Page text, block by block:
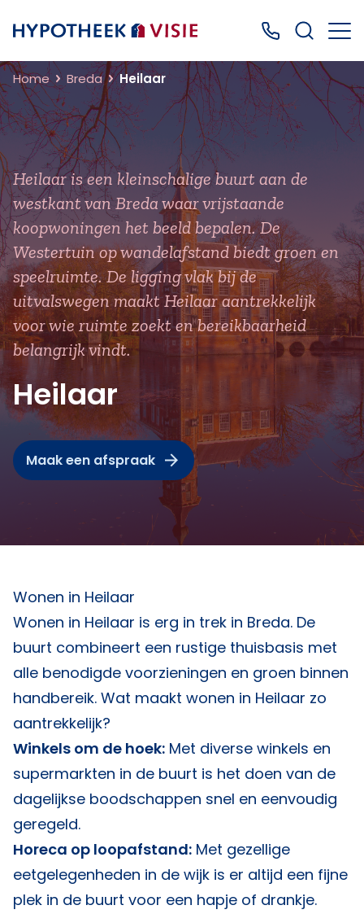
Terug naar home Bel ons: 0499
Home Breda Heilaar
Heilaar is een kleinschalige buurt aan de
westkant van Breda waar vrijstaande
koopwoningen het beeld bepalen. De
Westertuin op wandelafstand biedt groen en
speelruimte. De ligging vlak bij de
uitvalswegen maakt Heilaar aantrekkelijk
voor wie ruimte zoekt en bereikbaarheid
belangrijk vindt.
Heilaar
Maak een afspraak
Wonen in Heilaar
Wonen in Heilaar is erg in trek in Breda. De
buurt combineert een rustige thuisbasis met
alle benodigde voorzieningen en groen binnen
handbereik. Wat maakt wonen in Heilaar zo
aantrekkelijk?
Winkels om de hoek: Met diverse winkels en
supermarkten in de buurt is het doen van de
dagelijkse boodschappen snel en eenvoudig
geregeld.
Horeca op loopafstand: Met gezellige
eetgelegenheden in de wijk is er altijd een fijne
plek in de buurt voor een hapje of drankje.